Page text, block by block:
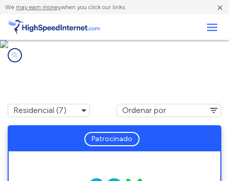
We may earn moneywhen you click our links. ×
Patrocinado